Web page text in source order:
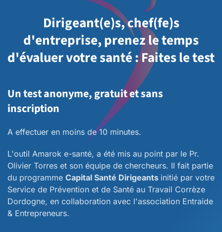
Dirigeant(e)s, chef(fe)s
d'entreprise, prenez le temps
d'évaluer votre santé : Faites le test
Un test anonyme, gratuit et sans
inscription
A effectuer en moins de 10 minutes.
L'outil Amarok e-santé, a été mis au point par le Pr.
Olivier Torres et son équipe de chercheurs. II fait partie
du programme Capital Santé Dirigeants initié par votre
Service de Prévention et de Santé au Travail Corrèze
Dordogne, en collaboration avec l'association Entraide
& Entrepreneurs.